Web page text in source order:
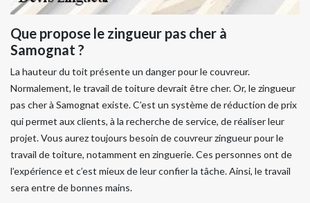
Que propose le zingueur pas cher à
Samognat ?
La hauteur du toit présente un danger pour le couvreur.
Normalement, le travail de toiture devrait être cher. Or, le zingueur
pas cher à Samognat existe. C’est un système de réduction de prix
qui permet aux clients, à la recherche de service, de réaliser leur
projet. Vous aurez toujours besoin de couvreur zingueur pour le
travail de toiture, notamment en zinguerie. Ces personnes ont de
l’expérience et c’est mieux de leur confier la tâche. Ainsi, le travail
sera entre de bonnes mains.